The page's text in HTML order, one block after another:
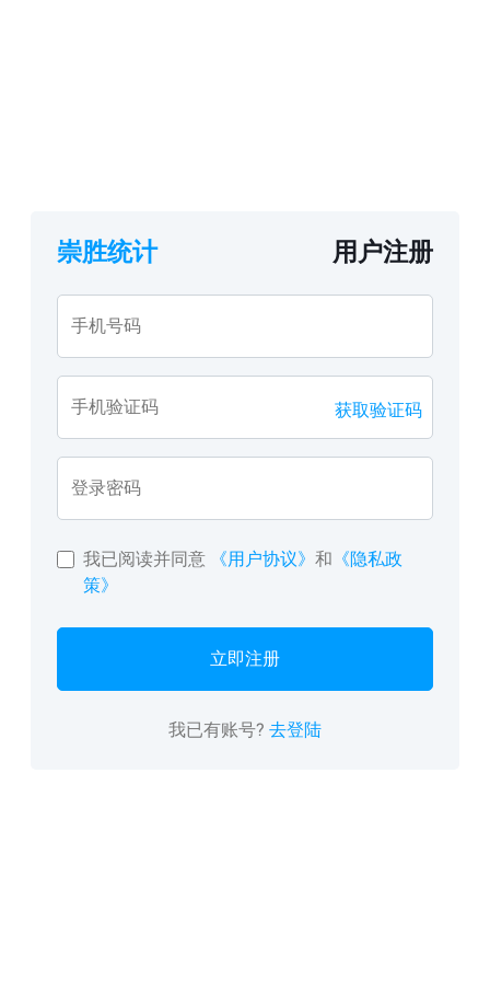
崇胜统计 用户注册
手机号码
手机验证码 获取验证码
登录密码
我已阅读并同意 《用户协议》 和 《隐私政
策》
立即注册
我已有账号? 去登陆